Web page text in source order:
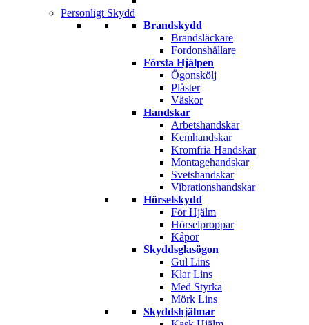
Personligt Skydd
Brandskydd
Brandsläckare
Fordonshållare
Första Hjälpen
Ögonskölj
Plåster
Väskor
Handskar
Arbetshandskar
Kemhandskar
Kromfria Handskar
Montagehandskar
Svetshandskar
Vibrationshandskar
Hörselskydd
För Hjälm
Hörselproppar
Kåpor
Skyddsglasögon
Gul Lins
Klar Lins
Med Styrka
Mörk Lins
Skyddshjälmar